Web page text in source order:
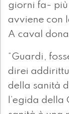
giorni fa-
avviene con
A caval
“Guardi,
direi
della sanità
l’egida della